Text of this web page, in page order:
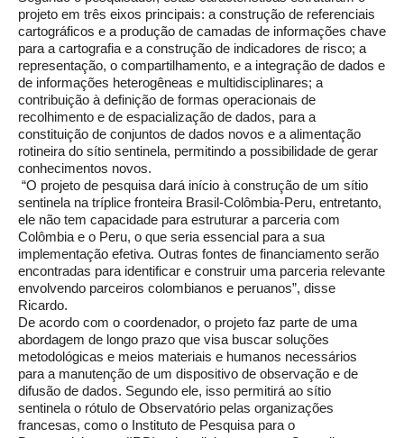
projeto em três eixos principais: a construção de referenciais
cartográficos e a produção de camadas de informações chave
para a cartografia e a construção de indicadores de risco; a
representação, o compartilhamento, e a integração de dados e
de informações heterogêneas e multidisciplinares; a
contribuição à definição de formas operacionais de
recolhimento e de espacialização de dados, para a
constituição de conjuntos de dados novos e a alimentação
rotineira do sítio sentinela, permitindo a possibilidade de gerar
conhecimentos novos.
“O projeto de pesquisa dará início à construção de um sítio
sentinela na tríplice fronteira Brasil-Colômbia-Peru, entretanto,
ele não tem capacidade para estruturar a parceria com
Colômbia e o Peru, o que seria essencial para a sua
implementação efetiva. Outras fontes de financiamento serão
encontradas para identificar e construir uma parceria relevante
envolvendo parceiros colombianos e peruanos”, disse
Ricardo.
De acordo com o coordenador, o projeto faz parte de uma
abordagem de longo prazo que visa buscar soluções
metodológicas e meios materiais e humanos necessários
para a manutenção de um dispositivo de observação e de
difusão de dados. Segundo ele, isso permitirá ao sítio
sentinela o rótulo de Observatório pelas organizações
francesas, como o Instituto de Pesquisa para o